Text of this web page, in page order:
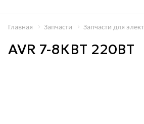
Главная Запчасти Запчасти для
AVR 7-8КВТ 220ВТ